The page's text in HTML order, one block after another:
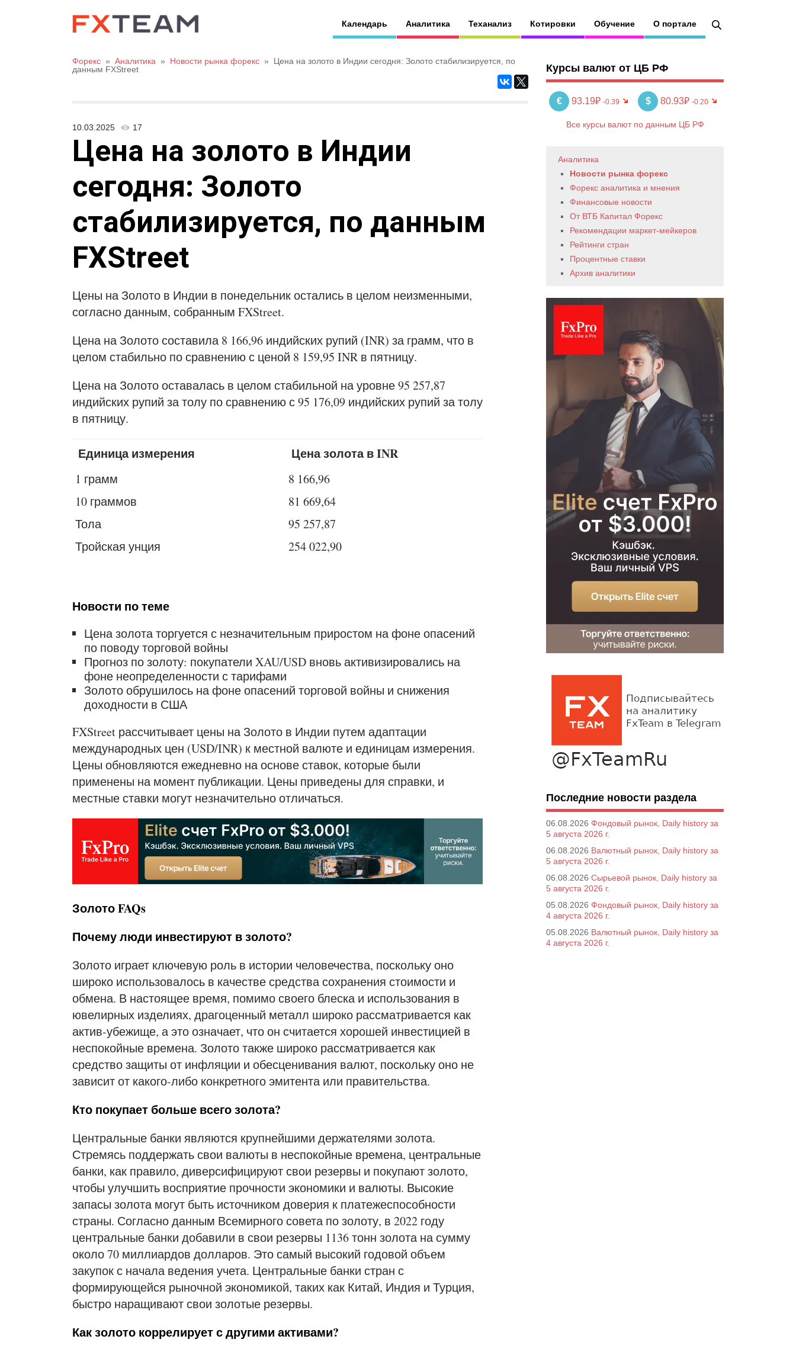
Календарь Аналитика Теханализ Котировки Обучение О портале
Форекс » Аналитика » Новости рынка форекс »
Цена на золото в Индии сегодня: Золото стабилизируется, по
данным FXStreet
10.03.2025 17
Цена на золото в Индии
сегодня: Золото
стабилизируется, по данным
FXStreet
Цены на Золото в Индии в понедельник остались в целом неизменными,
согласно данным, собранным FXStreet.
Цена на Золото составила 8 166,96 индийских рупий (INR) за грамм, что в
целом стабильно по сравнению с ценой 8 159,95 INR в пятницу.
Цена на Золото оставалась в целом стабильной на уровне 95 257,87
индийских рупий за толу по сравнению с 95 176,09 индийских рупий за толу
в пятницу.
Единица измерения Цена золота в INR
1 грамм
8 166,96
10 граммов
81 669,64
Тола
95 257,87
Тройская унция
254 022,90
Новости по теме
Цена золота торгуется с незначительным приростом на фоне опасений
по поводу торговой войны
Прогноз по золоту: покупатели XAU/USD вновь активизировались на
фоне неопределенности с тарифами
Золото обрушилось на фоне опасений торговой войны и снижения
доходности в США
FXStreet рассчитывает цены на Золото в Индии путем адаптации
международных цен (USD/INR) к местной валюте и единицам измерения.
Цены обновляются ежедневно на основе ставок, которые были
применены на момент публикации. Цены приведены для справки, и
местные ставки могут незначительно отличаться.
Золото FAQs
Почему люди инвестируют в золото?
Золото играет ключевую роль в истории человечества, поскольку оно
широко использовалось в качестве средства сохранения стоимости и
обмена. В настоящее время, помимо своего блеска и использования в
ювелирных изделиях, драгоценный металл широко рассматривается как
актив-убежище, а это означает, что он считается хорошей инвестицией в
неспокойные времена. Золото также широко рассматривается как
средство защиты от инфляции и обесценивания валют, поскольку оно не
зависит от какого-либо конкретного эмитента или правительства.
Кто покупает больше всего золота?
Центральные банки являются крупнейшими держателями золота.
Стремясь поддержать свои валюты в неспокойные времена, центральные
банки, как правило, диверсифицируют свои резервы и покупают золото,
чтобы улучшить восприятие прочности экономики и валюты. Высокие
запасы золота могут быть источником доверия к платежеспособности
страны. Согласно данным Всемирного совета по золоту, в 2022 году
центральные банки добавили в свои резервы 1136 тонн золота на сумму
около 70 миллиардов долларов. Это самый высокий годовой объем
закупок с начала ведения учета. Центральные банки стран с
формирующейся рыночной экономикой, таких как Китай, Индия и Турция,
быстро наращивают свои золотые резервы.
Как золото коррелирует с другими активами?
Курсы валют от ЦБ РФ
€ 93.19₽ -0.39 $ 80.93₽ -0.20
Все курсы валют по данным ЦБ РФ
Аналитика
Новости рынка форекс
Форекс аналитика и мнения
Финансовые новости
От ВТБ Капитал Форекс
Рекомендации маркет-мейкеров
Рейтинги стран
Процентные ставки
Архив аналитики
Последние новости раздела
06.08.2026 Фондовый рынок, Daily history за
5 августа 2026 г.
06.08.2026 Валютный рынок, Daily history за
5 августа 2026 г.
06.08.2026 Сырьевой рынок, Daily history за
5 августа 2026 г.
05.08.2026 Фондовый рынок, Daily history за
4 августа 2026 г.
05.08.2026 Валютный рынок, Daily history за
4 августа 2026 г.